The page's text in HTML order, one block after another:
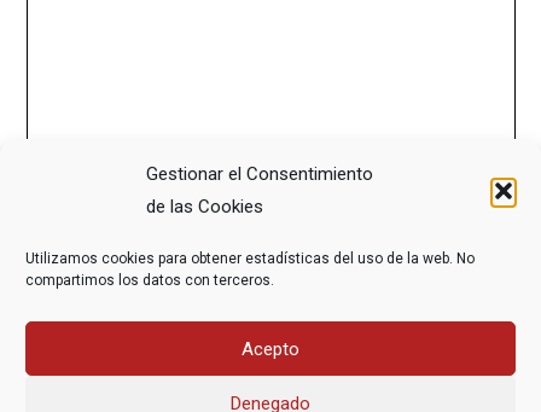
Gestionar el Consentimiento
de las Cookies
Utilizamos cookies para obtener estadísticas del uso de la web. No
compartimos los datos con terceros.
Acepto
Denegado